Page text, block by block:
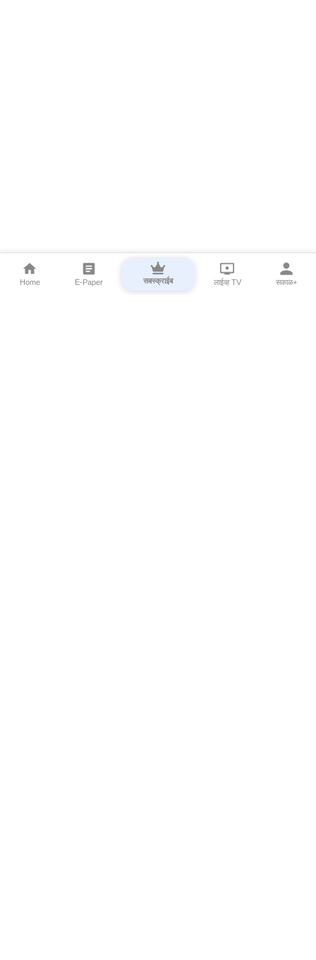
Home E-Paper सबस्क्राईब लाईव्ह TV सकाळ+